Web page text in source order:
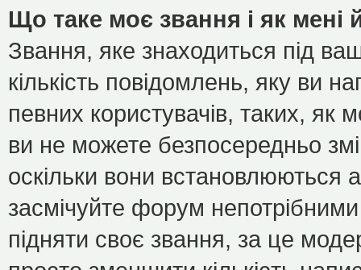
Що таке моє звання і як мені
Звання, яке знаходиться під
кількість повідомлень, яку ви
певних користувачів, таких, як
ви не можете безпосередньо
оскільки вони встановлюються
засмічуйте форум
підняти своє звання, за це